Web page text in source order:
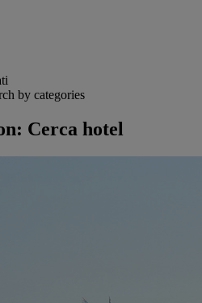
by categories
Cerca hotel